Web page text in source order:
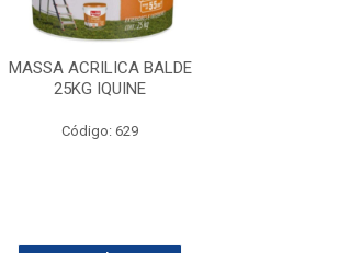
MASSA ACRILICA BALDE
25KG IQUINE
Código: 629